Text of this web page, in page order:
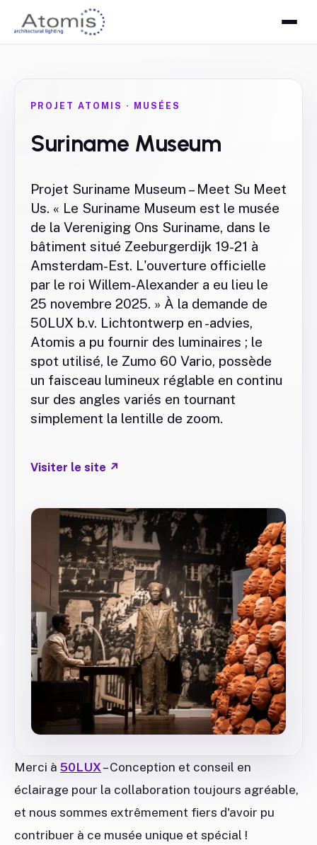
PROJET ATOMIS · MUSÉES
Suriname Museum
Projet Suriname Museum – Meet Su Meet
Us. « Le Suriname Museum est le musée
de la Vereniging Ons Suriname, dans le
bâtiment situé Zeeburgerdijk 19-21 à
Amsterdam-Est. L'ouverture officielle
par le roi Willem-Alexander a eu lieu le
25 novembre 2025. » À la demande de
50LUX b.v. Lichtontwerp en -advies,
Atomis a pu fournir des luminaires ; le
spot utilisé, le Zumo 60 Vario, possède
un faisceau lumineux réglable en continu
sur des angles variés en tournant
simplement la lentille de zoom.
Visiter le site ↗
Merci à 50LUX– Conception et conseil en
éclairage pour la collaboration toujours agréable,
et nous sommes extrêmement fiers d'avoir pu
contribuer à ce musée unique et spécial !